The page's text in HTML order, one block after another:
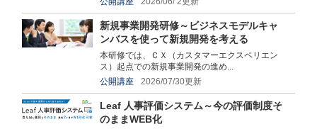
新規事業開発研修～ビジネスモデルキャ
ンバスを使って新規開発を考える
本研修では、ＣＸ（カスタマーエクスペリエン
ス）起点での新規事業開発の進め...
公開講座
2026/07/30更新
Leaf 人事評価システム～今の評価制度そ
のままWEB化